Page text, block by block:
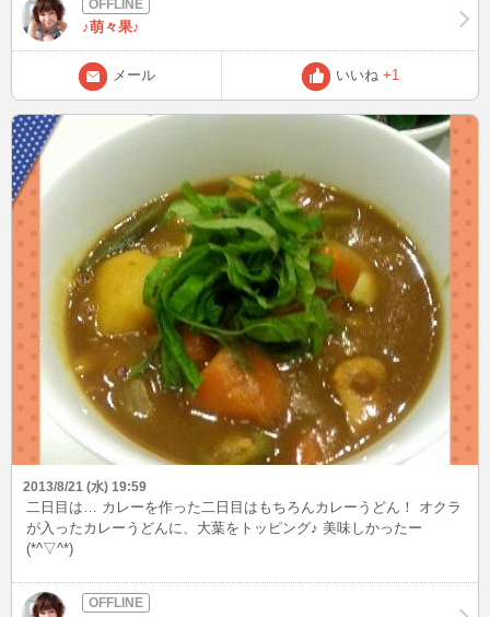
♪萌々果♪
メール いいね +1
2013/8/21 (水) 19:59
二日目は… カレーを作った二日目はもちろんカレーうどん！ オクラ
が入ったカレーうどんに、大葉をトッピング♪ 美味しかったー
(*^▽^*)